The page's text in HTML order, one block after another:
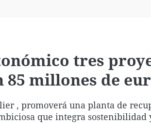
tres
millones de
, promoverá una planta de
que integra sostenibilidad